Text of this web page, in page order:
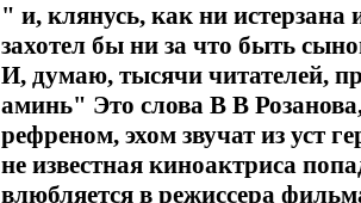
" и, клянусь, как ни
захотел бы ни за что быть
И, думаю, тысячи читателей,
аминь" Это слова В В
рефреном, эхом звучат из уст
не известная киноактриса
влюбляется в режиссера